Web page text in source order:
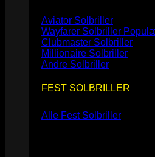
Aviator Solbriller
Wayfarer Solbriller
Clubmaster Solbriller
Millionaire Solbriller
Andre Solbriller
FEST SOLBRILLER
Alle Fest Solbriller